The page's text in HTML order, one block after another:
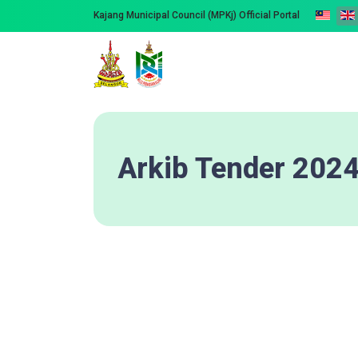
Kajang Municipal Council (MPKj) Official Portal
Arkib Tender